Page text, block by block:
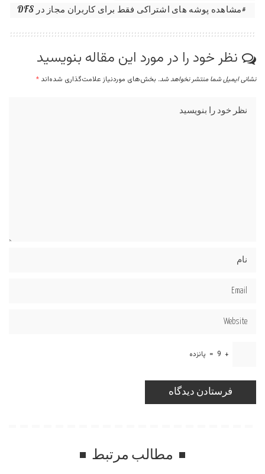
مشاهده پوشه های اشتراکی فقط برای کاربران مجاز در DFS
نظر خود را در مورد این مقاله بنویسید
نشانی ایمیل شما منتشر نخواهد شد. بخش‌های موردنیاز علامت‌گذاری شده‌اند *
+
9
= پانزده
مطالب مرتبط